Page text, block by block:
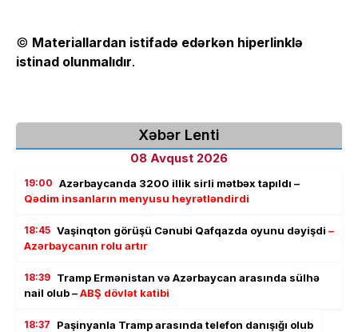
© Materiallardan istifadə edərkən hiperlinklə
istinad olunmalıdır.
Xəbər Lenti
08 Avqust 2026
19:00 Azərbaycanda 3200 illik sirli mətbəx tapıldı –
Qədim insanların menyusu heyrətləndirdi
18:45 Vaşinqton görüşü Cənubi Qafqazda oyunu dəyişdi –
Azərbaycanın rolu artır
18:39 Tramp Ermənistan və Azərbaycan arasında sülhə
nail olub –ABŞ dövlət katibi
18:37 Paşinyanla Tramp arasında telefon danışığı olub